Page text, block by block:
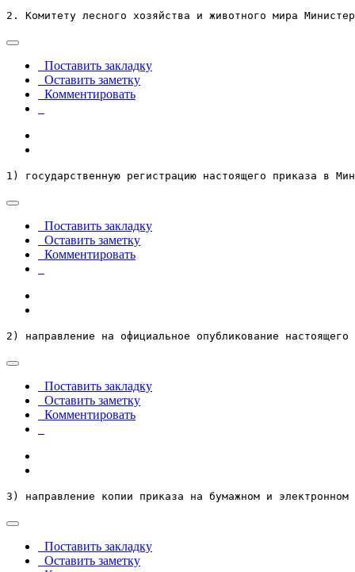
2. Комитету лесного хозяйства и животного мира
Поставить закладку
Оставить заметку
Комментировать
1) государственную регистрацию настоящего приказа в
Поставить закладку
Оставить заметку
Комментировать
2) направление на официальное опубликование
Поставить закладку
Оставить заметку
Комментировать
3) направление копии приказа на бумажном и
Поставить закладку
Оставить заметку